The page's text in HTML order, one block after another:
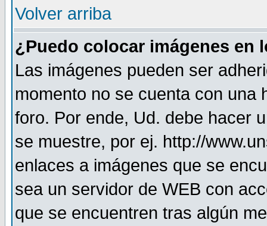
Volver arriba
¿Puedo colocar imágenes en
Las imágenes pueden ser
momento no se cuenta con una
foro. Por ende, Ud. debe hacer
se muestre, por ej. http://
enlaces a imágenes que se
sea un servidor de WEB con
que se encuentren tras algún